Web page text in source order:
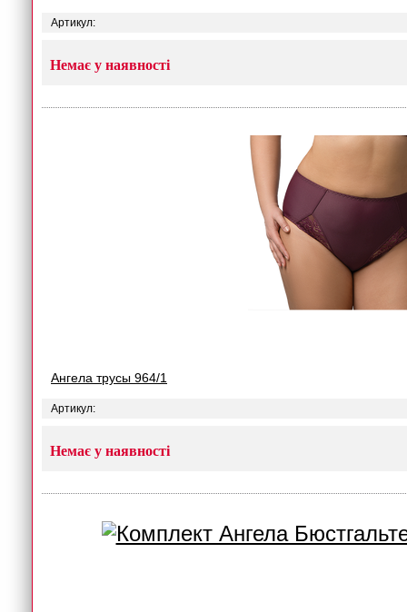
Артикул:
Немає у наявності
Ангела трусы 964/1
Артикул:
Немає у наявності